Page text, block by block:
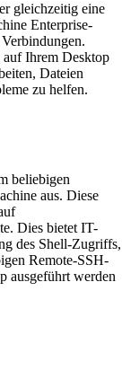
gleichzeitig eine
Enterprise-
Ihrem Desktop
Dateien
zu helfen.
beliebigen
aus. Diese
Dies bietet IT-
des Shell-Zugriffs,
Remote-SSH-
ausgeführt werden